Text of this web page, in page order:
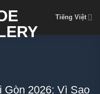
Tiếng Việt
Gòn 2026: Vì Sao